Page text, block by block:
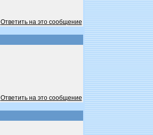
Ответить на это сообщение
Ответить на это сообщение